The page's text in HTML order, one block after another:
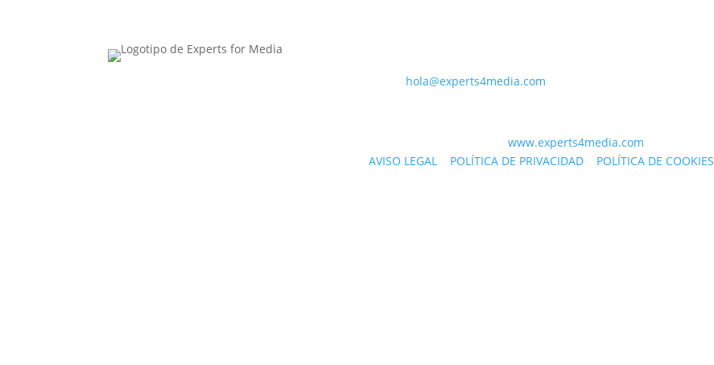
hola@experts4media.com
www.experts4media.com
AVISO LEGAL| POLÍTICA DE PRIVACIDAD| POLÍTICA DE COOKIES